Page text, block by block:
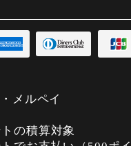
メルペイ
の積算対象